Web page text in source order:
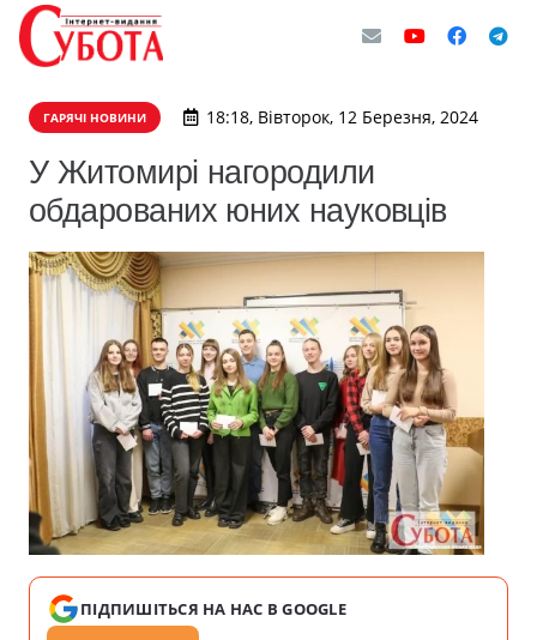
ГАРЯЧІ НОВИНИ 18:18, Вівторок, 12 Березня, 2024
У Житомирі нагородили
обдарованих юних науковців
ПІДПИШІТЬСЯ НА НАС В GOOGLE